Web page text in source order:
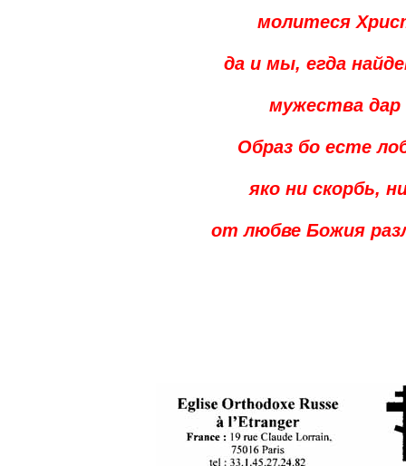
молитеся
да и мы, егда
мужества дар
Образ бо есте
яко ни скорбь,
от любве Божия